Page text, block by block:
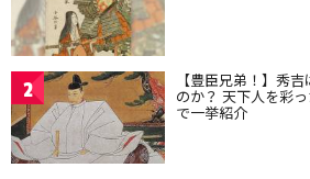
2 【豊臣兄弟！】秀
のか？ 天下人を彩
で一挙紹介